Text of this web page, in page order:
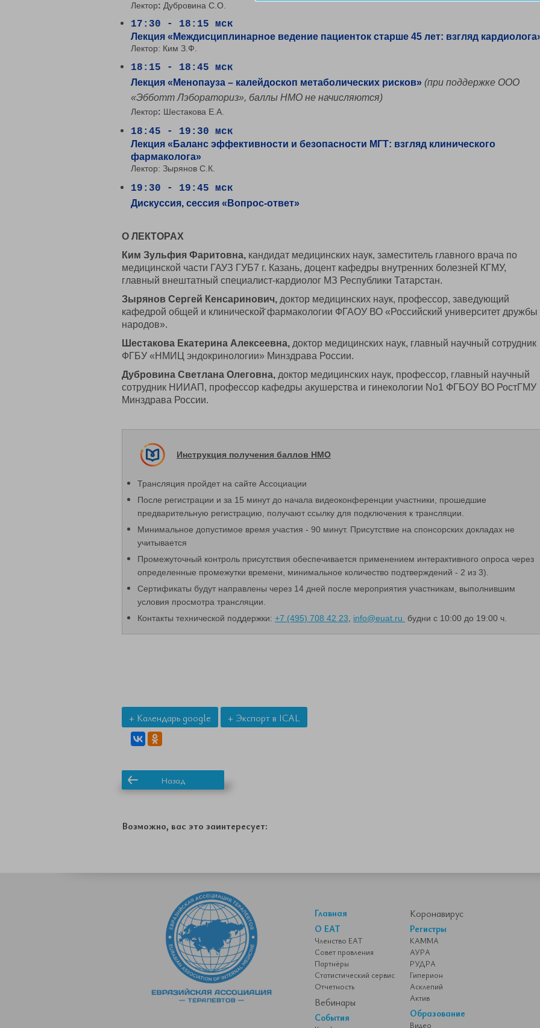
Лектор: Дубровина С.О.
17:30 - 18:15 мск
Лекция «Междисциплинарное ведение пациенток старше 45 лет: взгляд
Лектор: Ким З.Ф.
18:15 - 18:45 мск
Лекция «Менопауза – калейдоскоп метаболических рисков» (при поддержке ООО
«Эбботт Лэбораториз», баллы НМО не начисляются)
Лектор: Шестакова Е.А.
18:45 - 19:30 мск
Лекция «Баланс эффективности и безопасности МГТ: взгляд клинического
фармаколога»
Лектор: Зырянов С.К.
19:30 - 19:45 мск
Дискуссия, сессия «Вопрос-ответ»
О ЛЕКТОРАХ
Ким Зульфия Фаритовна, кандидат медицинских наук, заместитель главного врача по
медицинской части ГАУЗ ГУБ7 г. Казань, доцент кафедры внутренних болезней КГМУ,
главный внештатный специалист-кардиолог МЗ Республики Татарстан.
Зырянов Сергей Кенсаринович, доктор медицинских наук, профессор, заведующий
кафедрой общей и клинической̆ фармакологии ФГАОУ ВО «Российский университет дружбы
народов».
Шестакова Екатерина Алексеевна, доктор медицинских наук, главный научный сотрудник
ФГБУ «НМИЦ эндокринологии» Минздрава России.
Дубровина Светлана Олеговна, доктор медицинских наук, профессор, главный научный
сотрудник НИИАП, профессор кафедры акушерства и гинекологии No1 ФГБОУ ВО РостГМУ
Минздрава России.
Инструкция получения баллов НМО
Трансляция пройдет на сайте Ассоциации
После регистрации и за 15 минут до начала видеоконференции участники, прошедшие
предварительную регистрацию, получают ссылку для подключения к трансляции.
Минимальное допустимое время участия - 90 минут. Присутствие на спонсорских докладах не
учитывается
Промежуточный контроль присутствия обеспечивается применением интерактивного опроса через
определенные промежутки времени, минимальное количество подтверждений - 2 из 3).
Сертификаты будут направлены через 14 дней после мероприятия участникам, выполнившим
условия просмотра трансляции.
Контакты технической поддержки: +7 (495) 708 42 23, info@euat.ru будни с 10:00 до 19:00 ч.
+ Календарь google + Экспорт в ICAL
Назад
Возможно, вас это заинтересует:
Главная
О ЕАТ
Членство ЕАТ
Совет правления
Партнёры
Статистический сервис
Отчетность
Вебинары
События
Коронавирус
Регистры
КАММА
АУРА
РУДРА
Гиперион
Асклепий
Актив
Образование
Видео